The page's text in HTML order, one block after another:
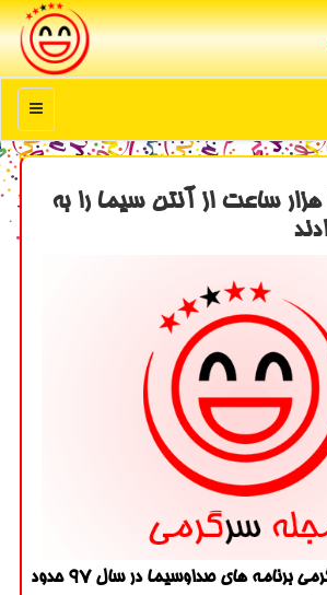
منو
اهالی پاستور ۱۱ هزار ساعت از آنتن سیما را به
به گزارش مجله سرگرمی برنامه های صداوسیما در سال ۹۷ حدود